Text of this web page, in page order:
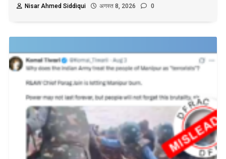
Nisar Ahmed Siddiqui
अगस्त 8, 2026 0